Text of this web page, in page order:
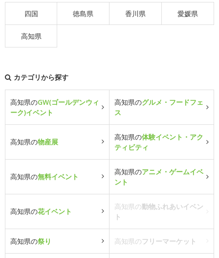
四国 徳島県 香川県 愛媛県
高知県
カテゴリから探す
高知県のGW(ゴールデンウィ
ーク)イベント
高知県のグルメ・フードフェ
ス
高知県の物産展
高知県の体験イベント・アク
ティビティ
高知県の無料イベント
高知県のアニメ・ゲームイベ
ント
高知県の花イベント
高知県の動物ふれあいイベン
ト
高知県の祭り 高知県のフリーマーケット